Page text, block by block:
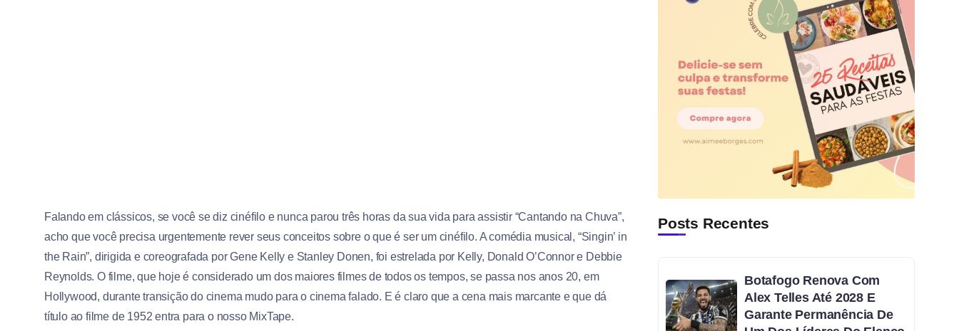
Falando em clássicos, se você se diz cinéfilo e nunca parou três horas da sua vida para assistir “Cantando na Chuva”,
acho que você precisa urgentemente rever seus conceitos sobre o que é ser um cinéfilo. Acomédia musical, “Singin’ in
the Rain”, dirigida e coreografada por Gene Kelly e Stanley Donen, foi estrelada por Kelly, Donald O’Connor e Debbie
Reynolds. O filme, que hoje é considerado um dos maiores filmes de todos os tempos, se passa nos anos 20, em
Hollywood, durante transição do cinema mudo para o cinema falado. E é claro que a cena mais marcante e que dá
título ao filme de 1952 entra para o nosso MixTape.
Posts Recentes
Botafogo Renova Com
Alex Telles Até 2028 E
Garante Permanência De